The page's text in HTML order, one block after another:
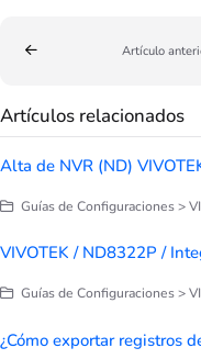
Artículo
Artículos relacionados
Alta de NVR (ND)
Guías de Configuraciones >
Guías de Configuraciones >